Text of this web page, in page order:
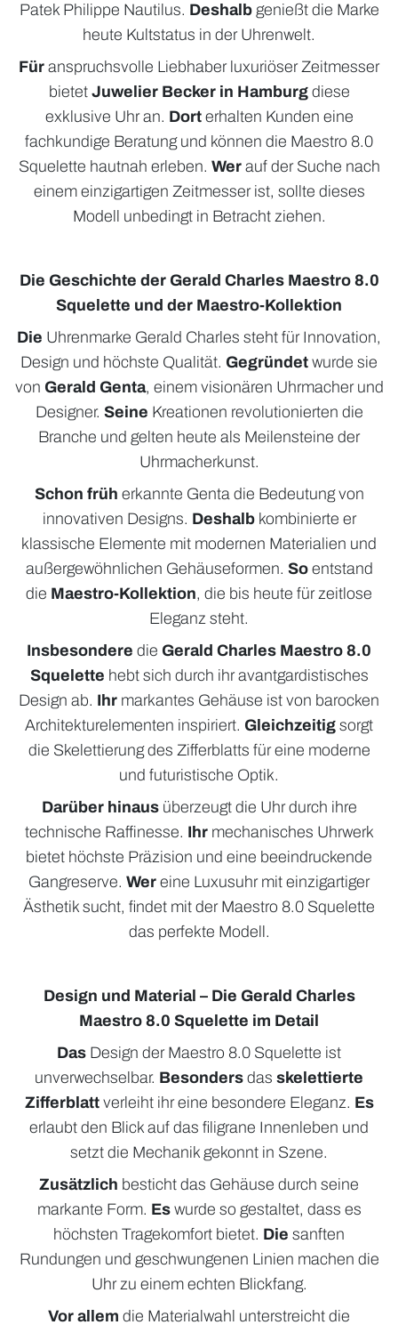
Patek Philippe Nautilus. Deshalbgenießt die Marke
heute Kultstatus in der Uhrenwelt.
Für anspruchsvolle Liebhaber luxuriöser Zeitmesser
bietet Juwelier Becker in Hamburgdiese
exklusive Uhr an. Dorterhalten Kunden eine
fachkundige Beratung und können die Maestro 8.0
Squelette hautnah erleben. Werauf der Suche nach
einem einzigartigen Zeitmesser ist, sollte dieses
Modell unbedingt in Betracht ziehen.
Die Geschichte der Gerald Charles Maestro 8.0
Squelette und der Maestro-Kollektion
Die Uhrenmarke Gerald Charles steht für Innovation,
Design und höchste Qualität. Gegründet wurde sie
von Gerald Genta, einem visionären Uhrmacher und
Designer. Seine Kreationen revolutionierten die
Branche und gelten heute als Meilensteine der
Uhrmacherkunst.
Schon früh erkannte Genta die Bedeutung von
innovativen Designs. Deshalbkombinierte er
klassische Elemente mit modernen Materialien und
außergewöhnlichen Gehäuseformen. Soentstand
die Maestro-Kollektion, die bis heute für zeitlose
Eleganz steht.
Insbesondere die Gerald Charles Maestro 8.0
Squelette hebt sich durch ihr avantgardistisches
Design ab. Ihr markantes Gehäuse ist von barocken
Architekturelementen inspiriert. Gleichzeitig sorgt
die Skelettierung des Zifferblatts für eine moderne
und futuristische Optik.
Darüber hinausüberzeugt die Uhr durch ihre
technische Raffinesse. Ihrmechanisches Uhrwerk
bietet höchste Präzision und eine beeindruckende
Gangreserve. Wer eine Luxusuhr mit einzigartiger
Ästhetik sucht, findet mit der Maestro 8.0 Squelette
das perfekte Modell.
Design und Material – Die Gerald Charles
Maestro 8.0 Squelette im Detail
Das Design der Maestro 8.0 Squelette ist
unverwechselbar. Besonders das skelettierte
Zifferblattverleiht ihr eine besondere Eleganz. Es
erlaubt den Blick auf das filigrane Innenleben und
setzt die Mechanik gekonnt in Szene.
Zusätzlich besticht das Gehäuse durch seine
markante Form. Eswurde so gestaltet, dass es
höchsten Tragekomfort bietet. Die sanften
Rundungen und geschwungenen Linien machen die
Uhr zu einem echten Blickfang.
Vor allem die Materialwahl unterstreicht die